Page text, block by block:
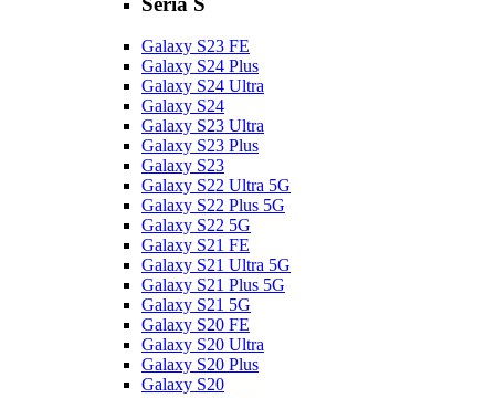
Galaxy S23 FE
Galaxy S24 Plus
Galaxy S24 Ultra
Galaxy S24
Galaxy S23 Ultra
Galaxy S23 Plus
Galaxy S23
Galaxy S22 Ultra 5G
Galaxy S22 Plus 5G
Galaxy S22 5G
Galaxy S21 FE
Galaxy S21 Ultra 5G
Galaxy S21 Plus 5G
Galaxy S21 5G
Galaxy S20 FE
Galaxy S20 Ultra
Galaxy S20 Plus
Galaxy S20